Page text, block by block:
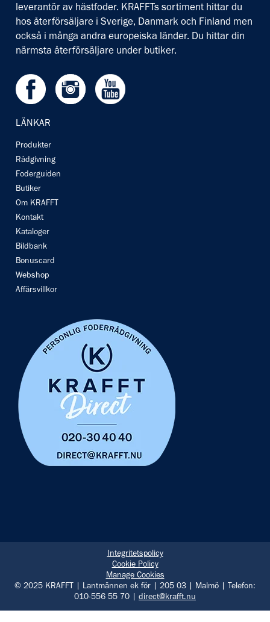
leverantör av hästfoder. KRAFFTs sortiment hittar du
hos återförsäljare i Sverige, Danmark och Finland men
också i många andra europeiska länder. Du hittar din
närmsta återförsäljare under butiker.
Facebook Instagram Youtube
LÄNKAR
Produkter
Rådgivning
Foderguiden
Butiker
Om KRAFFT
Kontakt
Kataloger
Bildbank
Bonuscard
Webshop
Affärsvillkor
Integritetspolicy
Cookie Policy
Manage Cookies
© 2025 KRAFFT | Lantmännen ek för | 205 03 | Malmö | Telefon:
010-556 55 70 | direct@krafft.nu